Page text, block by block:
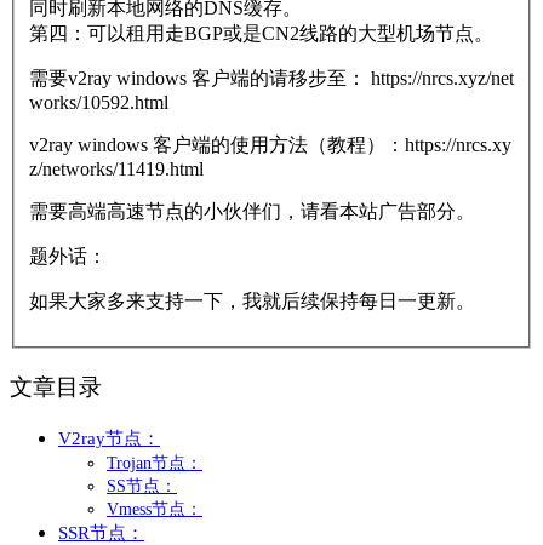
同时刷新本地网络的DNS缓存。
第四：可以租用走BGP或是CN2线路的大型机场节点。
需要v2ray windows 客户端的请移步至： https://nrcs.xyz/net
works/10592.html
v2ray windows 客户端的使用方法（教程）：https://nrcs.xy
z/networks/11419.html
需要高端高速节点的小伙伴们，请看本站广告部分。
题外话：
如果大家多来支持一下，我就后续保持每日一更新。
文章目录
V2ray节点：
Trojan节点：
SS节点：
Vmess节点：
SSR节点：